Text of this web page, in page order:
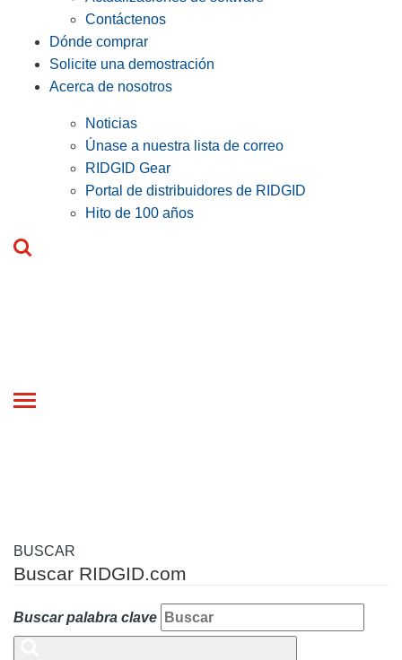
Contáctenos
Dónde comprar
Solicite una demostración
Acerca de nosotros
Noticias
Únase a nuestra lista de correo
RIDGID Gear
Portal de distribuidores de RIDGID
Hito de 100 años
Toggle
BUSCAR
Buscar RIDGID.com
Buscar palabra clave